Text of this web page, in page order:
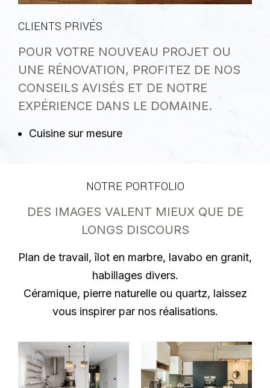
CLIENTS PRIVÉS
POUR VOTRE NOUVEAU PROJET OU
UNE RÉNOVATION, PROFITEZ DE NOS
CONSEILS AVISÉS ET DE NOTRE
EXPÉRIENCE DANS LE DOMAINE.
Cuisine sur mesure
NOTRE PORTFOLIO
DES IMAGES VALENT MIEUX QUE DE
LONGS DISCOURS
Plan de travail, îlot en marbre, lavabo en granit,
habillages divers.
Céramique, pierre naturelle ou quartz, laissez
vous inspirer par nos réalisations.